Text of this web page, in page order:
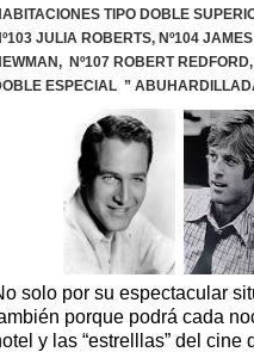
TIPO DOBLE
JULIA ROBERTS, Nº104
Nº107 ROBERT REDFORD,
ESPECIAL ”
solo por su espectacular
porque podrá cada
y las “estrelllas” del